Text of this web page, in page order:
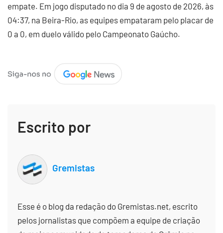
empate. Em jogo disputado no dia 9 de agosto de 2026, às
04:37, na Beira-Rio, as equipes empataram pelo placar de
0 a 0, em duelo válido pelo Campeonato Gaúcho.
Escrito por
Gremistas
Esse é o blog da redação do Gremistas.net, escrito
pelos jornalistas que compõem a equipe de criação